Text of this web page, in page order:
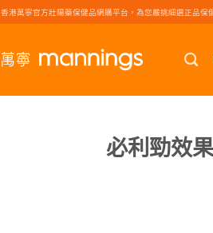
香港萬寧官方壯陽藥保健品網購平台，為您嚴挑細選正品保
必利勁效